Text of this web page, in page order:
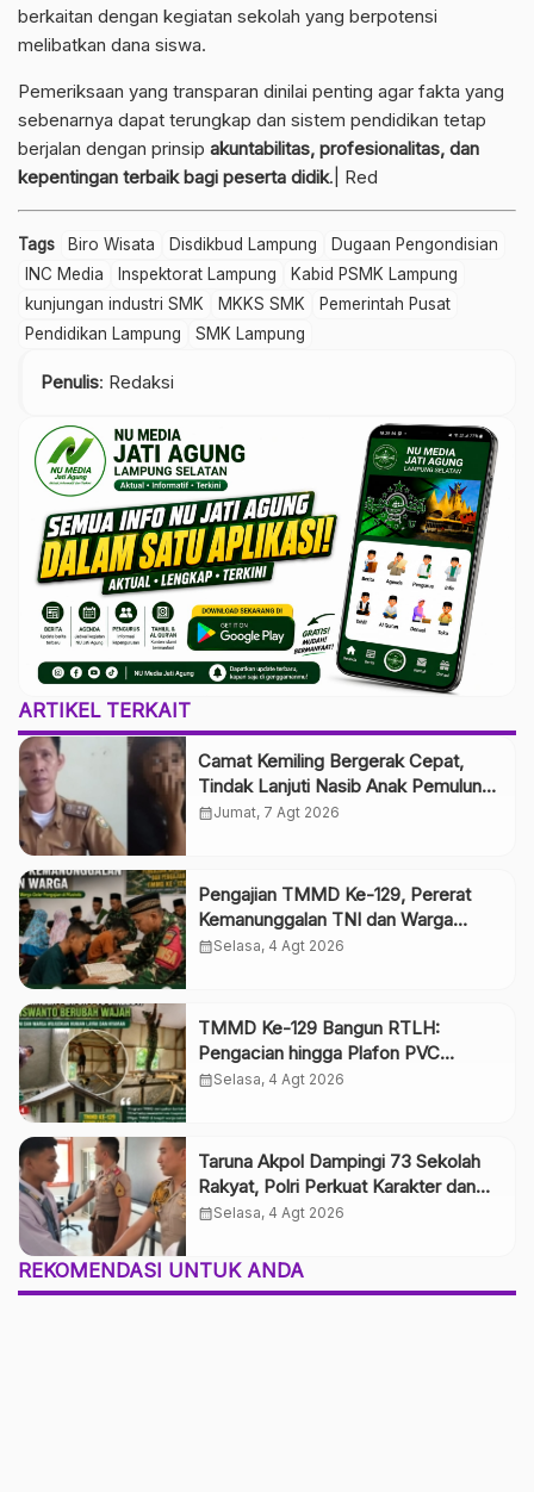
berkaitan dengan kegiatan sekolah yang berpotensi
melibatkan dana siswa.
Pemeriksaan yang transparan dinilai penting agar fakta yang
sebenarnya dapat terungkap dan sistem pendidikan tetap
berjalan dengan prinsip akuntabilitas, profesionalitas, dan
kepentingan terbaik bagi peserta didik.| Red
Tags Biro Wisata Disdikbud Lampung
Dugaan Pengondisian
INC Media
Inspektorat Lampung
Kabid PSMK Lampung
kunjungan industri SMK
MKKS SMK
Pemerintah Pusat
Pendidikan Lampung
SMK Lampung
Penulis: Redaksi
ARTIKEL TERKAIT
Camat Kemiling Bergerak Cepat,
Tindak Lanjuti Nasib Anak Pemulung
yang Putus Sekolah
calendar_monthJumat, 7 Agt 2026
Pengajian TMMD Ke-129, Pererat
Kemanunggalan TNI dan Warga
Lewat Pembinaan Spiritual
calendar_monthSelasa, 4 Agt 2026
TMMD Ke-129 Bangun RTLH:
Pengacian hingga Plafon PVC
Dikebut, Rumah Siswanto Berubah
calendar_monthSelasa, 4 Agt 2026
Taruna Akpol Dampingi 73 Sekolah
Rakyat, Polri Perkuat Karakter dan
Kepemimpinan Generasi Muda
calendar_monthSelasa, 4 Agt 2026
REKOMENDASI UNTUK ANDA